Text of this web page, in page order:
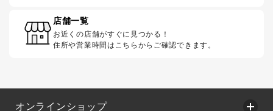
店舗一覧
お近くの店舗がすぐに見つかる！
住所や営業時間はこちらからご確認できます。
オンラインショップ